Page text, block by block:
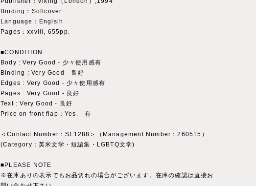
Binding：Softcover
Language：Englsih
Pages：xxviii, 655pp.
■CONDITION
Body : Very Good - 少々使用感有
Binding : Very Good - 良好
Edges : Very Good - 少々使用感有
Pages : Very Good - 良好
Text : Very Good - 良好
Price on front flap：Yes. - 有
＜Contact Number：SL1288＞（Management Number：260515）
(Category：英米文学・短編集・LGBTQ文学)
■PLEASE NOTE
※在庫ありの表示でもお品切れの場合がございます。在庫の確認は直接お